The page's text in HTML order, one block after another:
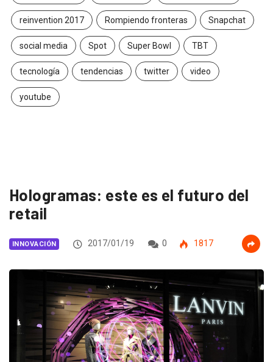
reinvention 2017 Rompiendo fronteras Snapchat
social media Spot Super Bowl TBT
tecnología tendencias twitter video
youtube
Hologramas: este es el futuro del
retail
INNOVACIÓN 2017/01/19 0 1817